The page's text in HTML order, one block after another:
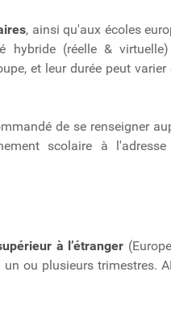
, ainsi qu'aux écoles
hybride (réelle &
et leur durée peut varier
de se renseigner
scolaire à
à l’étranger
ou plusieurs trimestres.